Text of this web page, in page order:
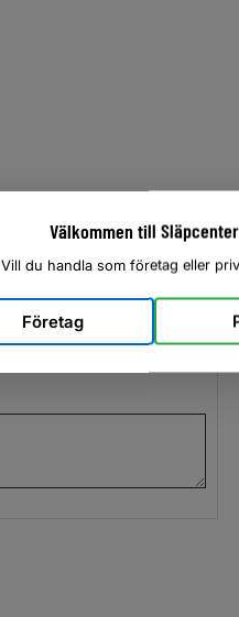
Välkommen till
Vill du handla som företag eller
Företag